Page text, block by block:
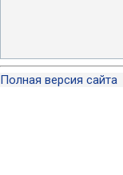
Полная версия сайта